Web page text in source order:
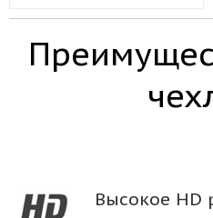
Высокое HD